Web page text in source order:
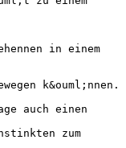
in einem
k&ouml;nnen.
auch einen
zum